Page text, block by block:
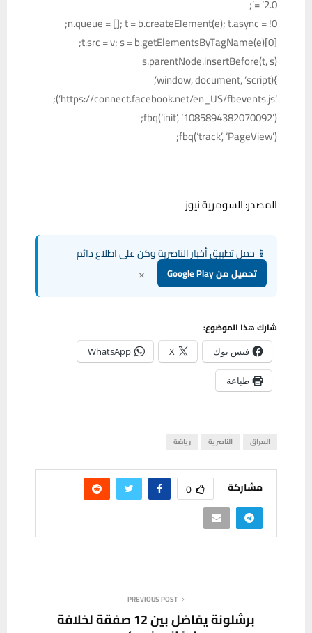
= ‘2.0’;
n.queue = []; t = b.createElement(e); t.async = !0;
t.src = v; s = b.getElementsByTagName(e)[0];
s.parentNode.insertBefore(t, s)
}(window, document, ‘script’,
‘https://connect.facebook.net/en_US/fbevents.js’);
fbq(‘init’, ‘1085894382070092’);
fbq(‘track’, ‘PageView’);
المصدر: السومرية نيوز
📱 حمل تطبيق أخبار الناصرية وكن على اطلاع دائم
تحميل من Google Play ×
شارك هذا الموضوع:
فيس بوك X
WhatsApp
طباعة
العراق الناصرية رياضة
مشاركة 0
PREVIOUS POST
برشلونة يفاضل بين 12 صفقة لخلافة